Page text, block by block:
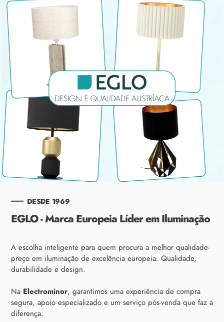
DESDE 1969
EGLO - Marca Europeia Líder em Iluminação
A escolha inteligente para quem procura a melhor qualidade-
preço em iluminação de excelência europeia. Qualidade,
durabilidade e design.
Na Electrominor, garantimos uma experiência de compra
segura, apoio especializado e um serviço pós-venda que faz a
diferença.